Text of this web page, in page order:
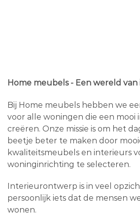
Home meubels - Een wereld
Bij Home meubels hebben we
voor alle woningen die een
creëren. Onze missie is om het
beetje beter te maken door
kwaliteitsmeubels en interieurs
woninginrichting te selecteren.
Interieurontwerp is in veel
persoonlijk iets dat de mensen
wonen.